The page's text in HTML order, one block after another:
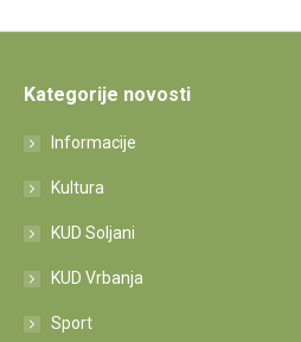
Kategorije novosti
Informacije
Kultura
KUD Soljani
KUD Vrbanja
Sport